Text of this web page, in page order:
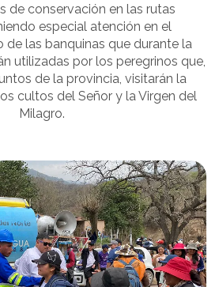
de conservación en las rutas
especial atención en el
de las banquinas que durante la
utilizadas por los peregrinos que,
de la provincia, visitarán la
cultos del Señor y la Virgen del
Milagro.